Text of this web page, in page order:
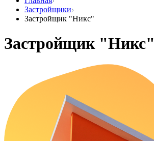
Застройщики
Застройщик "Никс"
Застройщик "Никс"